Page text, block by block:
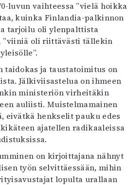
luvun vaihteessa ”vielä hoikka
kuinka Finlandia-palkinnon
tarjoilu oli ylenpalttista
”viiniä oli riittävästi tällekin
yleisölle”.
taidokas ja taustatoimitus on
Jälkiviisastelua on ihmeen
ministeriön virheitäkin
auliisti. Muistelmamainen
eivätkä henkselit pauku edes
ajatellen radikaaleissa
on kirjoittajana nähnyt
työn selvittäessään, mihin
lopulta urallaan